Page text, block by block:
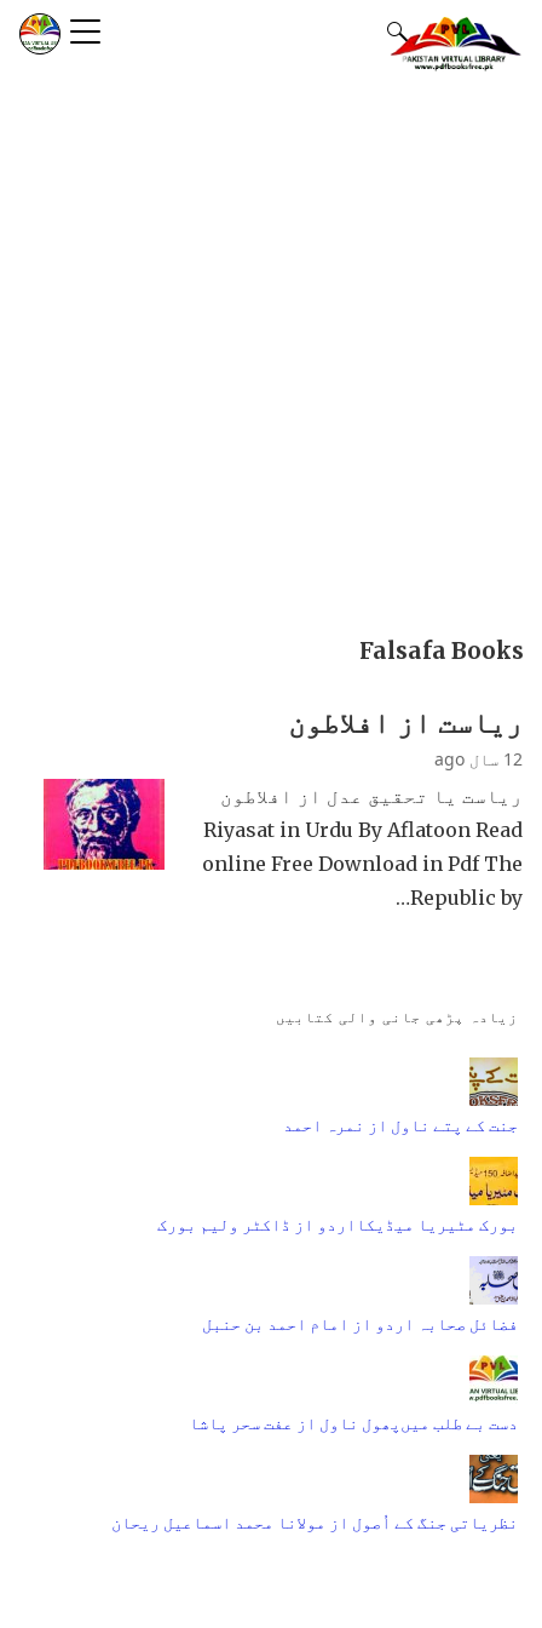
Falsafa Books
ریاست از افلاطون
12 سال ago
ریاست یا تحقیق عدل از افلاطون
Riyasat in Urdu By Aflatoon Read
online Free Download in Pdf The
Republic by…
زیادہ پڑھی جانی والی کتابیں
جنت کے پتے ناول از نمرہ احمد
بورک مٹیریا میڈیکااردو از ڈاکٹر ولیم بورک
فضائل صحابہ اردو از امام احمد بن حنبل
دست بے طلب میں‌پھول ناول از عفت سحر پاشا
نظریاتی جنگ کے اُصول از مولانا محمد اسماعیل ریحان